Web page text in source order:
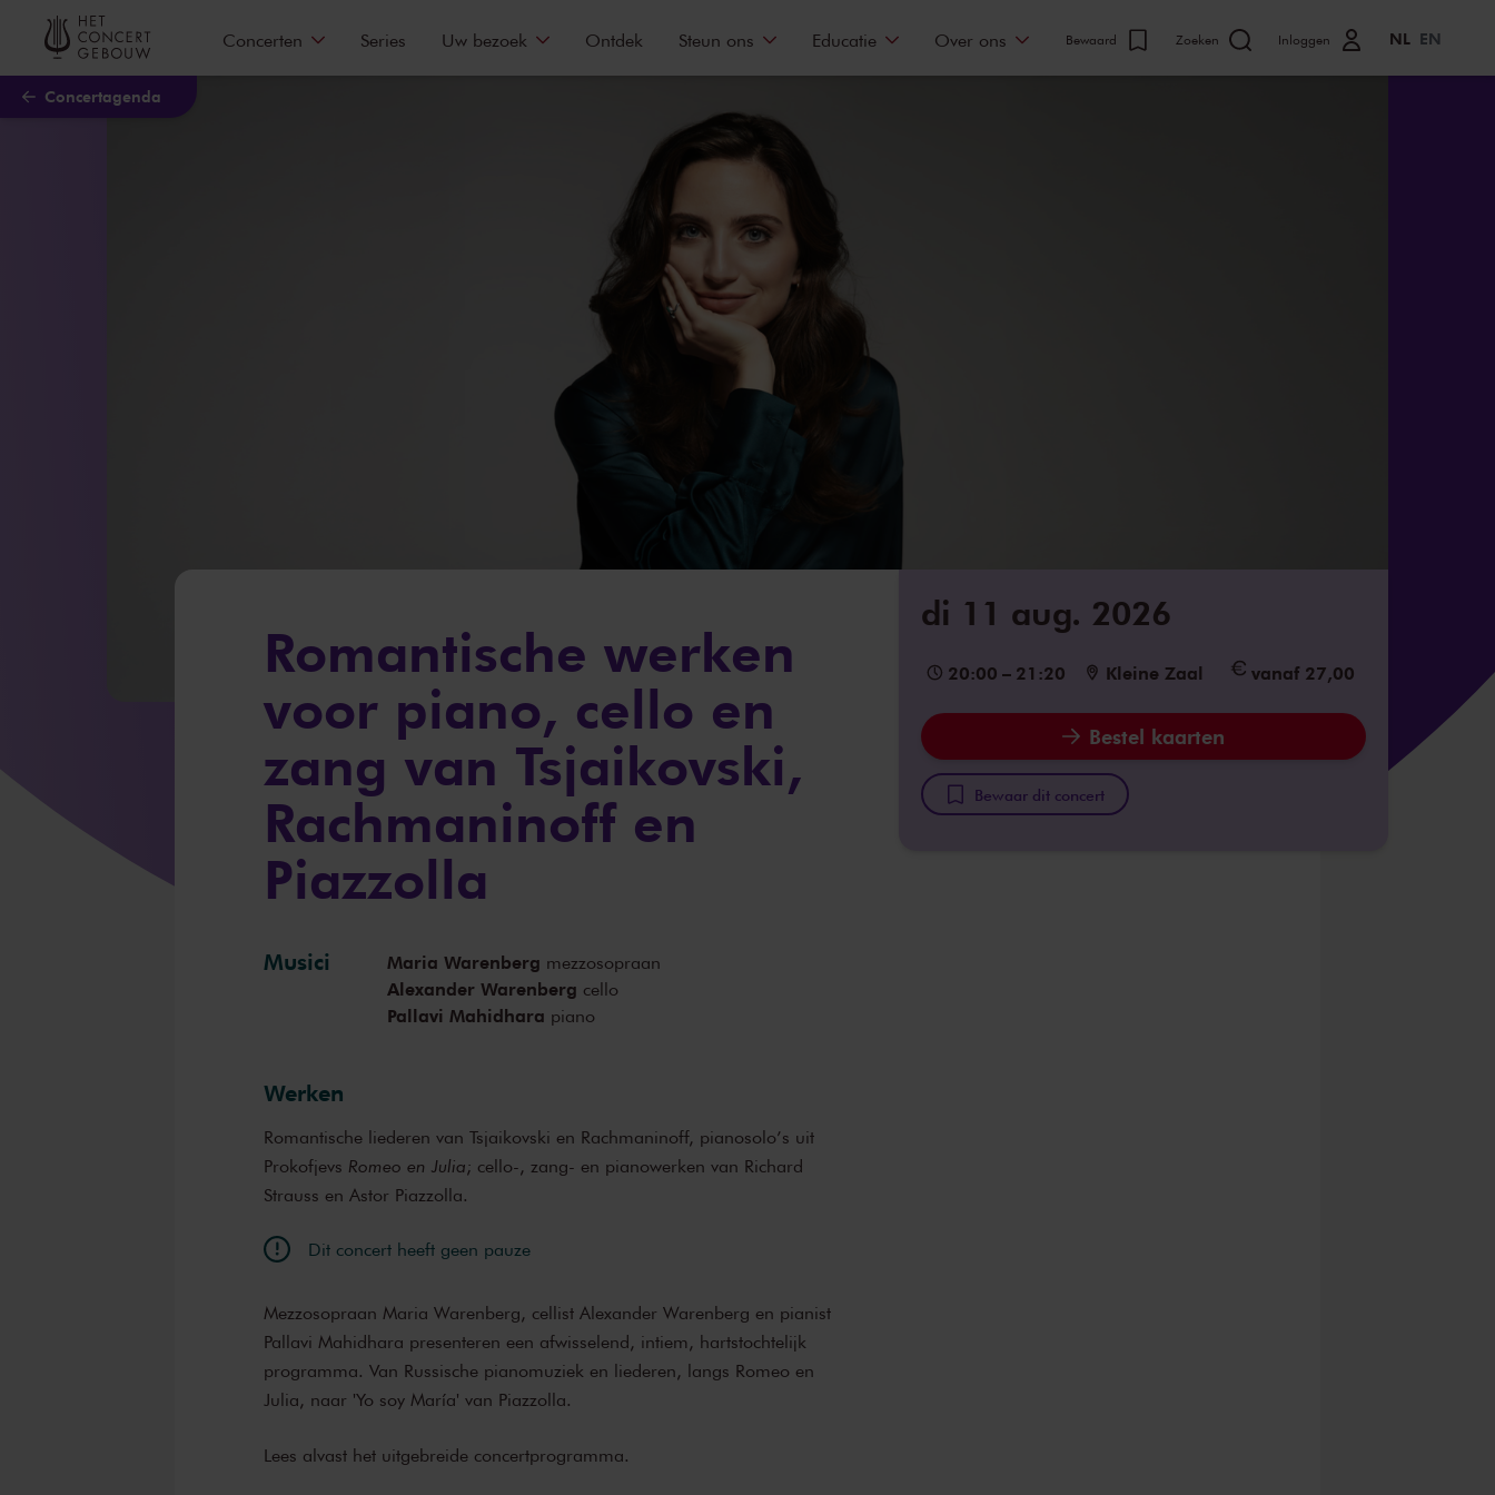
Naar hoofdcontent
Concertagenda
Concerten Series Uw bezoek Ontdek Steun ons Educatie Over ons Bewaard Zoeken Inloggen NL EN
di 11 aug. 2026
20:00 – 21:20 Kleine Zaal vanaf 27,00
Bestel kaarten
Bewaar dit concert
Romantische werken
voor piano, cello en
zang van Tsjaikovski,
Rachmaninoff en
Piazzolla
Musici Maria Warenberg mezzosopraan
Alexander Warenberg cello
Pallavi Mahidhara piano
Werken
Romantische liederen van Tsjaikovski en Rachmaninoff, pianosolo’s uit
Prokofjevs Romeo en Julia; cello-, zang- en pianowerken van Richard
Strauss en Astor Piazzolla.
Dit concert heeft geen pauze
Mezzosopraan Maria Warenberg, cellist Alexander Warenberg en pianist
Pallavi Mahidhara presenteren een afwisselend, intiem, hartstochtelijk
programma. Van Russische pianomuziek en liederen, langs Romeo en
Julia, naar 'Yo soy María' van Piazzolla.
Lees alvast het uitgebreide concertprogramma.